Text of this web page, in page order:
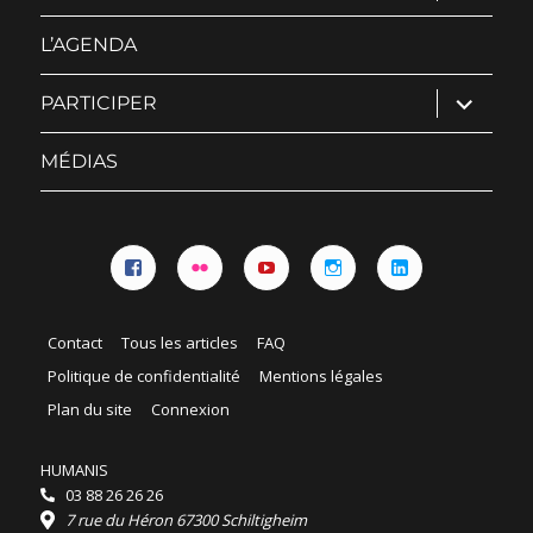
sous-
L’AGENDA
PARTICIPER ouvrir
le
sous-
MÉDIAS
Contact Tous les articles
FAQ
Politique de confidentialité
Mentions légales
Plan du site
Connexion
HUMANIS
03 88 26 26 26
7 rue du Héron 67300 Schiltigheim